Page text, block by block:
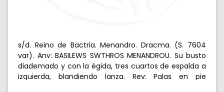
s/d. Reino de Bactria. Menandro. Dracma. (S. 7604
var). Anv: BASILEWS SWTHROS MENANDROU. Su busto
diademado y con la égida, tres cuartos de espalda a
izquierda, blandiendo lanza. Rev: Palas en pie